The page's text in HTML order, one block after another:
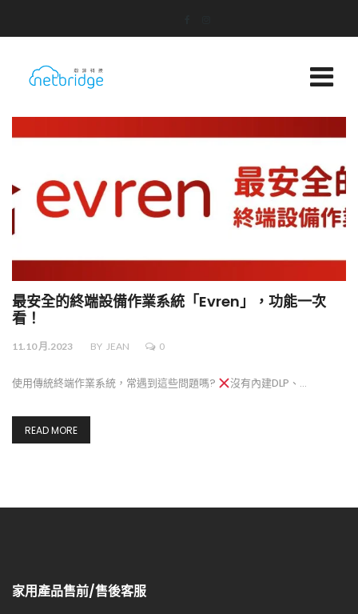
最安全的終端設備作業系統「Evren」，功能一次
看！
11.10 月.2023 BY JEAN 0
使用傳統終端作業系統，常遇到這些問題嗎? 沒有內建DLP、…
READ MORE
家用產品售前/售後客服